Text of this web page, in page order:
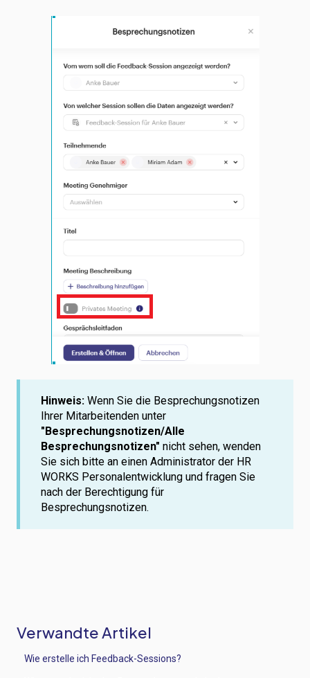
Hinweis: Wenn Sie die Besprechungsnotizen
Ihrer Mitarbeitenden unter
"Besprechungsnotizen/Alle
Besprechungsnotizen" nicht sehen, wenden
Sie sich bitte an einen Administrator der HR
WORKS Personalentwicklung und fragen Sie
nach der Berechtigung für
Besprechungsnotizen.
Verwandte Artikel
Wie erstelle ich Feedback-Sessions?